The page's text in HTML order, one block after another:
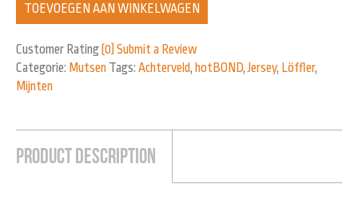
TOEVOEGEN AAN WINKELWAGEN
Customer Rating(0) Submit a Review
Categorie: Mutsen Tags: Achterveld, hotBOND,Jersey, Löffler,
Mijnten
Product Description